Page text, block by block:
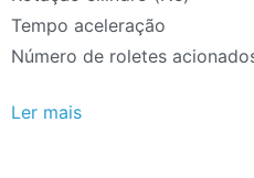
Tempo aceleração
Número de roletes
Ler mais